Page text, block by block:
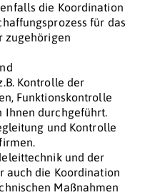
die Koordination
für das
zugehörigen
Kontrolle der
Funktionskontrolle
Ihnen durchgeführt.
und Kontrolle
und der
auch die Koordination
Maßnahmen